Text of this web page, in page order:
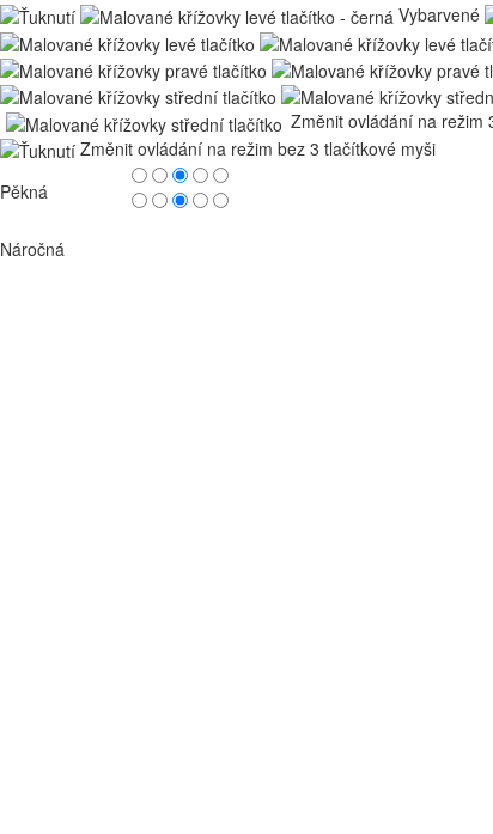
Vybarvené
Změnit ovládání na režim
Změnit ovládání na režim bez 3 tlačítkové myši
Pěkná
Náročná